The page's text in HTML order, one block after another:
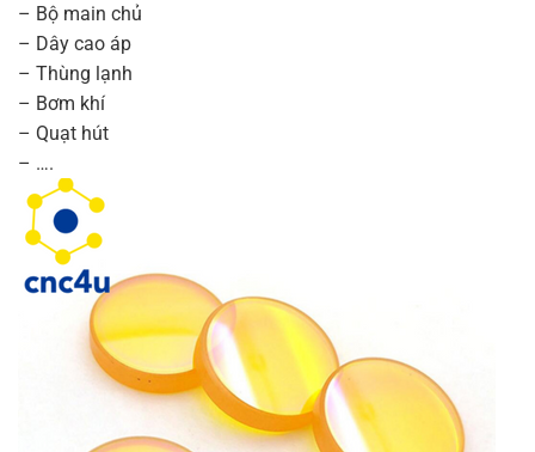
– Bộ main chủ
– Dây cao áp
– Thùng lạnh
– Bơm khí
– Quạt hút
– ….